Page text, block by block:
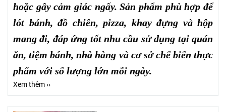
hoặc gây cảm giác ngấy. Sản phẩm phù hợp để
lót bánh, đồ chiên, pizza, khay đựng và hộp
mang đi, đáp ứng tốt nhu cầu sử dụng tại quán
ăn, tiệm bánh, nhà hàng và cơ sở chế biến thực
phẩm với số lượng lớn mỗi ngày.
Xem thêm ››